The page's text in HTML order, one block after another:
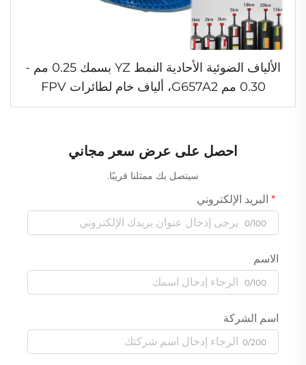
الألياف الضوئية الأحادية النمط YZ بسمك 0.25 مم -
0.30 مم G657A2، ألياف خام لطائرات FPV
المسيرة
احصل على عرض سعر مجاني
سيتصل بك ممثلنا قريبًا.
البريد الإلكتروني
0/100
الاسم
0/100
اسم الشركة
0/200